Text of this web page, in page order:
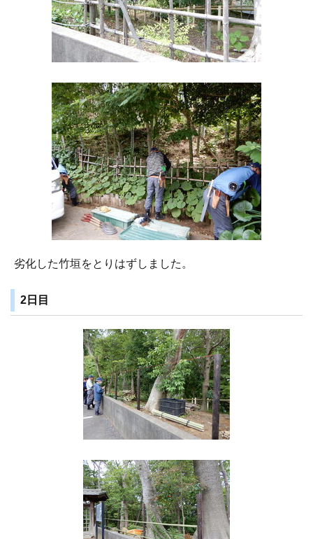
劣化した竹垣をとりはずしました。
2日目